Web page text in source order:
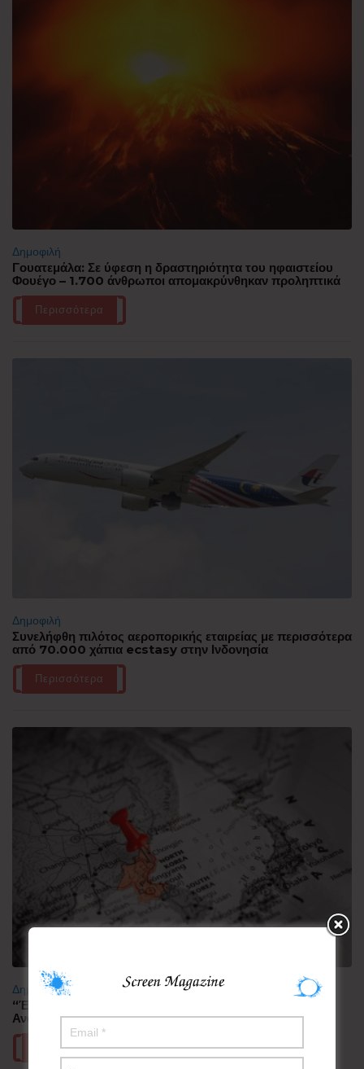
Δημοφιλή
Γουατεμάλα: Σε ύφεση η δραστηριότητα του ηφαιστείου
Φουέγο – 1.700 άνθρωποι απομακρύνθηκαν προληπτικά
Περισσότερα
Δημοφιλή
Συνελήφθη πιλότος αεροπορικής εταιρείας με περισσότερα
από 70.000 χάπια ecstasy στην Ινδονησία
Περισσότερα
Δημοφιλή
“Έλιωσε” από τη ζέστη η Κορεατική Χερσόνησος –
Ανάσες δροσιάς αναζητούν οι πολίτες
Περισσότερα